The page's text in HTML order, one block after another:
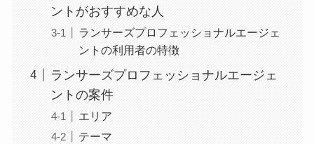
ントがおすすめな人
ランサーズプロフェッショナルエージェ
ントの利用者の特徴
ランサーズプロフェッショナルエージェ
ントの案件
エリア
テーマ